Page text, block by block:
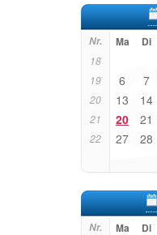
Nr. Ma Di
18
19 6 7
20 13 14
21 20 21
22 27 28
Nr. Ma Di